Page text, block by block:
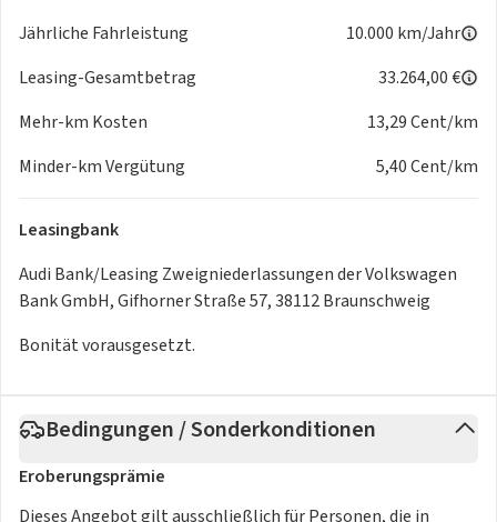
Die Sonderausstattungen gesamt EUR 24.755,00
Jährliche Fahrleistung
10.000 km/Jahr
Leasing-Gesamtbetrag
33.264,00 €
Mehr-km Kosten
13,29 Cent/km
Minder-km Vergütung
5,40 Cent/km
Leasingbank
Audi Bank/Leasing Zweigniederlassungen der Volkswagen
Bank GmbH, Gifhorner Straße 57, 38112 Braunschweig
Bonität vorausgesetzt.
Bedingungen / Sonderkonditionen
Eroberungsprämie
Dieses Angebot gilt ausschließlich für Personen, die in